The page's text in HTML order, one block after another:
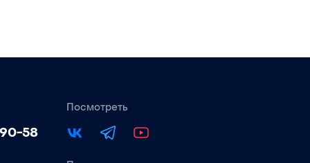
58
Посмотреть